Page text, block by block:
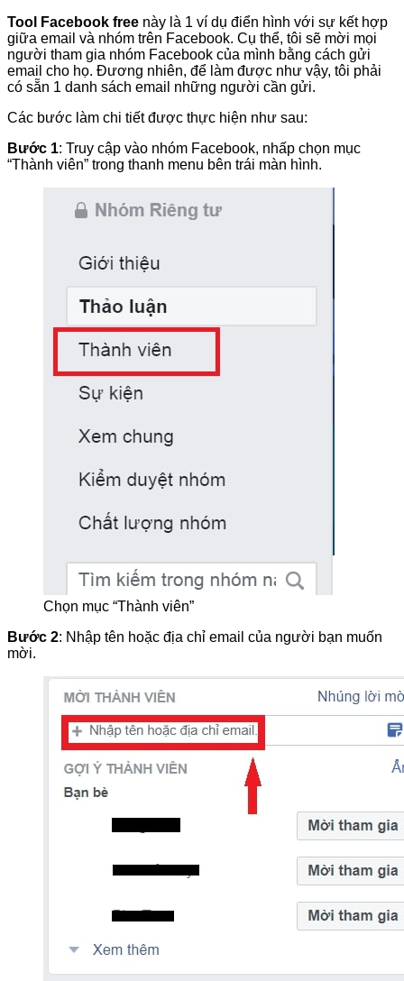
Tool Facebook free này là 1 ví dụ điển hình với sự kết hợp
giữa email và nhóm trên Facebook. Cụ thể, tôi sẽ mời mọi
người tham gia nhóm Facebook của mình bằng cách gửi
email cho họ. Đương nhiên, để làm được như vậy, tôi phải
có sẵn 1 danh sách email những người cần gửi.
Các bước làm chi tiết được thực hiện như sau:
Bước 1: Truy cập vào nhóm Facebook, nhấp chọn mục
“Thành viên” trong thanh menu bên trái màn hình.
Chọn mục “Thành viên”
Bước 2: Nhập tên hoặc địa chỉ email của người bạn muốn
mời.